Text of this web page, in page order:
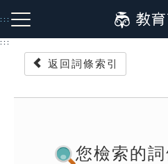
到
主
:::
:::
返回詞條索引
您檢索的詞